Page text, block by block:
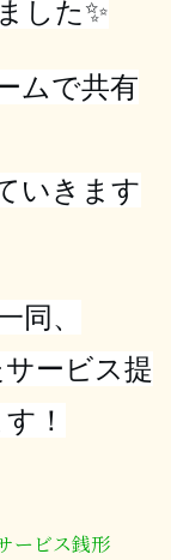
した✨
ムで共有
いきます
同、
ービス提
！
ービス銭形